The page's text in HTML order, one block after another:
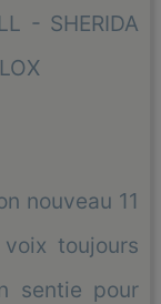
- SHERIDA
nouveau 11
toujours
sentie pour